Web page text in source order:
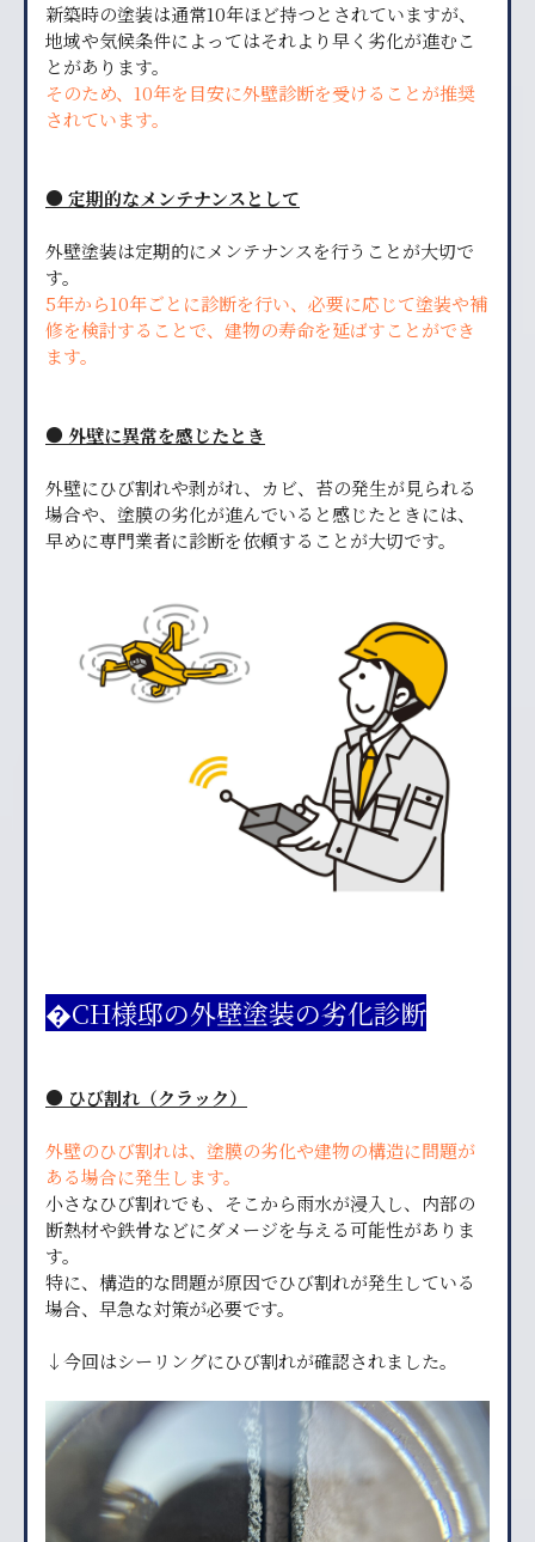
新築時の塗装は通常10年ほど持つとされていますが、
地域や気候条件によってはそれより早く劣化が進むこ
とがあります。
そのため、10年を目安に外壁診断を受けることが推奨
されています。
● 定期的なメンテナンスとして
外壁塗装は定期的にメンテナンスを行うことが大切で
す。
5年から10年ごとに診断を行い、必要に応じて塗装や補
修を検討することで、建物の寿命を延ばすことができ
ます。
● 外壁に異常を感じたとき
外壁にひび割れや剥がれ、カビ、苔の発生が見られる
場合や、塗膜の劣化が進んでいると感じたときには、
早めに専門業者に診断を依頼することが大切です。
�CH様邸の外壁塗装の劣化診断
● ひび割れ（クラック）
外壁のひび割れは、塗膜の劣化や建物の構造に問題が
ある場合に発生します。
小さなひび割れでも、そこから雨水が浸入し、内部の
断熱材や鉄骨などにダメージを与える可能性がありま
す。
特に、構造的な問題が原因でひび割れが発生している
場合、早急な対策が必要です。
↓今回はシーリングにひび割れが確認されました。